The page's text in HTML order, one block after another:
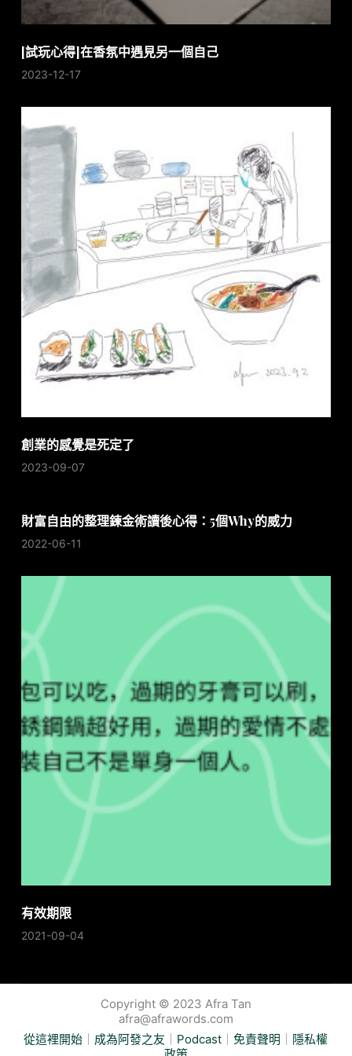
[試玩心得]在香氛中遇見另一個自己
2023-12-17
創業的感覺是死定了
2023-09-07
財富自由的整理鍊金術讀後心得：5個Why的威力
2022-06-11
有效期限
2021-09-04
Copyright © 2023 Afra Tan
afra@afrawords.com
從這裡開始
成為阿發之友 Podcast ｜免責聲明
隱私權